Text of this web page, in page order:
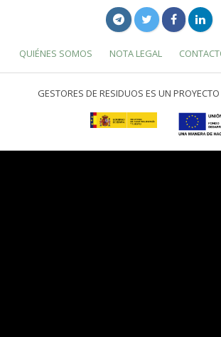
QUIÉNES SOMOS NOTA LEGAL
GESTORES DE RESIDUOS ES UN PROYECTO